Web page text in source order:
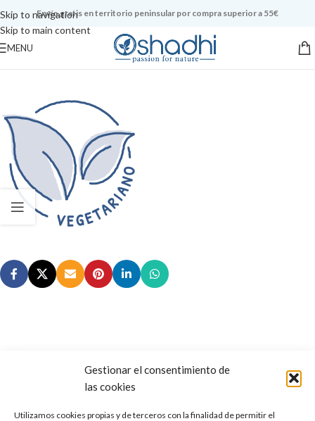
Gestionar el consentimiento de
las cookies
Utilizamos cookies propias y de terceros con la finalidad de permitir el
Skip to navigation
Skip to main content
Envío gratis en territorio peninsular por compra superior a 55€
MENU
Copyright 2014-2025